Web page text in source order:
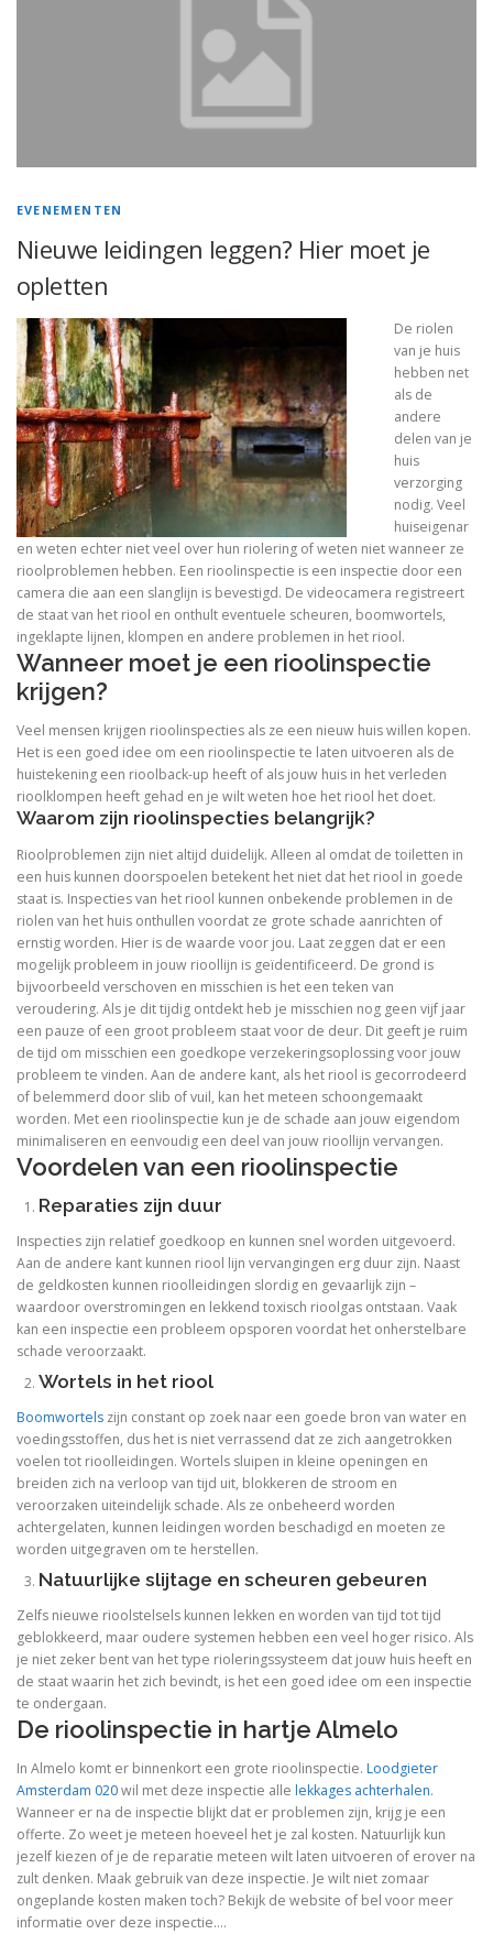
EVENEMENTEN
Nieuwe leidingen leggen? Hier moet je
opletten
De riolen
van je huis
hebben net
als de
andere
delen van je
huis
verzorging
nodig. Veel
huiseigenar
en weten echter niet veel over hun riolering of weten niet wanneer ze
rioolproblemen hebben. Een rioolinspectie is een inspectie door een
camera die aan een slanglijn is bevestigd. De videocamera registreert
de staat van het riool en onthult eventuele scheuren, boomwortels,
ingeklapte lijnen, klompen en andere problemen in het riool.
Wanneer moet je een rioolinspectie
krijgen?
Veel mensen krijgen rioolinspecties als ze een nieuw huis willen kopen.
Het is een goed idee om een ​​rioolinspectie te laten uitvoeren als de
huistekening een rioolback-up heeft of als jouw huis in het verleden
rioolklompen heeft gehad en je wilt weten hoe het riool het doet.
Waarom zijn rioolinspecties belangrijk?
Rioolproblemen zijn niet altijd duidelijk. Alleen al omdat de toiletten in
een huis kunnen doorspoelen betekent het niet dat het riool in goede
staat is. Inspecties van het riool kunnen onbekende problemen in de
riolen van het huis onthullen voordat ze grote schade aanrichten of
ernstig worden. Hier is de waarde voor jou. Laat zeggen dat er een
mogelijk probleem in jouw rioollijn is geïdentificeerd. De grond is
bijvoorbeeld verschoven en misschien is het een teken van
veroudering. Als je dit tijdig ontdekt heb je misschien nog geen vijf jaar
een pauze of een groot probleem staat voor de deur. Dit geeft je ruim
de tijd om misschien een goedkope verzekeringsoplossing voor jouw
probleem te vinden. Aan de andere kant, als het riool is gecorrodeerd
of belemmerd door slib of vuil, kan het meteen schoongemaakt
worden. Met een rioolinspectie kun je de schade aan jouw eigendom
minimaliseren en eenvoudig een deel van jouw rioollijn vervangen.
Voordelen van een rioolinspectie
Reparaties zijn duur
Inspecties zijn relatief goedkoop en kunnen snel worden uitgevoerd.
Aan de andere kant kunnen riool lijn vervangingen erg duur zijn. Naast
de geldkosten kunnen rioolleidingen slordig en gevaarlijk zijn –
waardoor overstromingen en lekkend toxisch rioolgas ontstaan. Vaak
kan een inspectie een probleem opsporen voordat het onherstelbare
schade veroorzaakt.
Wortels in het riool
Boomwortels zijn constant op zoek naar een goede bron van water en
voedingsstoffen, dus het is niet verrassend dat ze zich aangetrokken
voelen tot rioolleidingen. Wortels sluipen in kleine openingen en
breiden zich na verloop van tijd uit, blokkeren de stroom en
veroorzaken uiteindelijk schade. Als ze onbeheerd worden
achtergelaten, kunnen leidingen worden beschadigd en moeten ze
worden uitgegraven om te herstellen.
Natuurlijke slijtage en scheuren gebeuren
Zelfs nieuwe rioolstelsels kunnen lekken en worden van tijd tot tijd
geblokkeerd, maar oudere systemen hebben een veel hoger risico. Als
je niet zeker bent van het type rioleringssysteem dat jouw huis heeft en
de staat waarin het zich bevindt, is het een goed idee om een ​​inspectie
te ondergaan.
De rioolinspectie in hartje Almelo
In Almelo komt er binnenkort een grote rioolinspectie. Loodgieter
Amsterdam 020wil met deze inspectie alle lekkages achterhalen.
Wanneer er na de inspectie blijkt dat er problemen zijn, krijg je een
offerte. Zo weet je meteen hoeveel het je zal kosten. Natuurlijk kun
jezelf kiezen of je de reparatie meteen wilt laten uitvoeren of erover na
zult denken. Maak gebruik van deze inspectie. Je wilt niet zomaar
ongeplande kosten maken toch? Bekijk de website of bel voor meer
informatie over deze inspectie.…